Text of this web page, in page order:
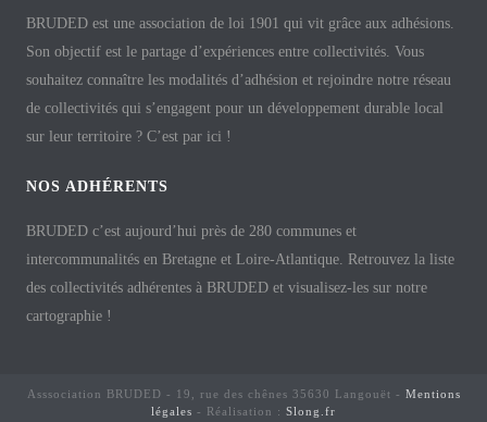
BRUDED est une association de loi 1901 qui vit grâce aux adhésions.
Son objectif est le partage d’expériences entre collectivités. Vous
souhaitez connaître les modalités d’adhésion et rejoindre notre réseau
de collectivités qui s’engagent pour un développement durable local
sur leur territoire ? C’est par ici !
NOS ADHÉRENTS
BRUDED c’est aujourd’hui près de 280 communes et
intercommunalités en Bretagne et Loire-Atlantique. Retrouvez la liste
des collectivités adhérentes à BRUDED et visualisez-les sur notre
cartographie !
Asssociation BRUDED - 19, rue des chênes 35630 Langouët - Mentions
légales - Réalisation : Slong.fr